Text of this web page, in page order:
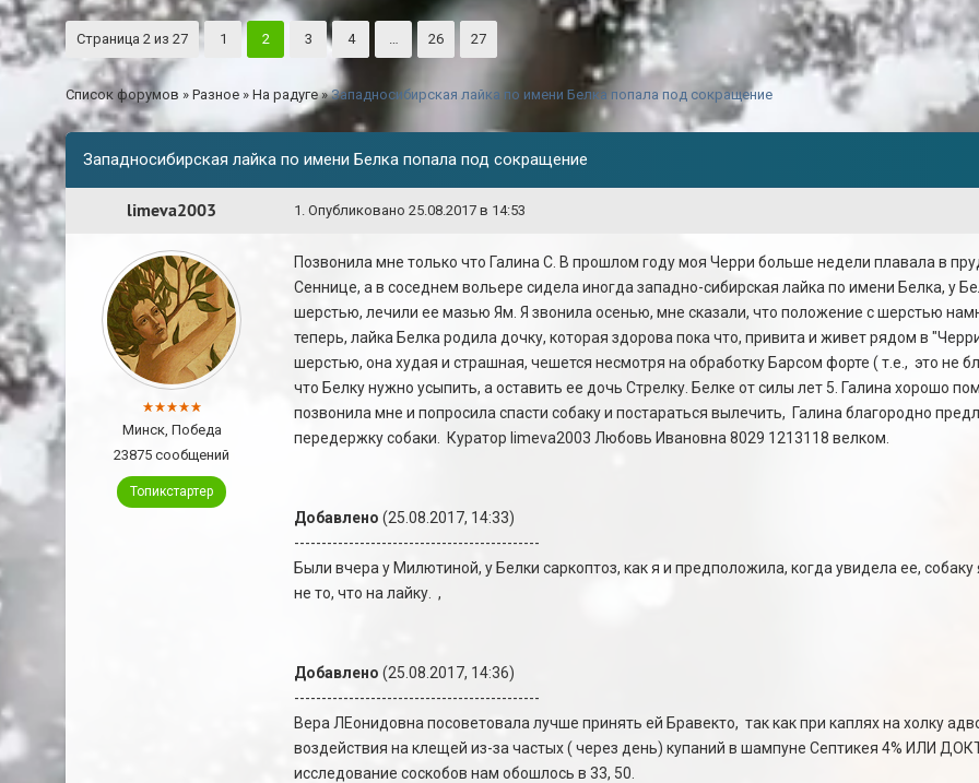
Страница 2 из 27 1 2 3 4 … 26 27
Список форумов » Разное » На радуге » Западносибирская лайка по имени Белка попала под сокращение
Западносибирская лайка по имени Белка попала под сокращение
limeva2003 1 . Опубликовано 25.08.2017 в 14:53
Минск, Победа
23875 сообщений
Топикстартер
Позвонила мне только что Галина С. В прошлом году моя Черри больше недели плавала в
Сеннице, а в соседнем вольере сидела иногда западно-сибирская лайка по имени Белка, у
шерстью, лечили ее мазью Ям. Я звонила осенью, мне сказали, что положение с шерстью
теперь, лайка Белка родила дочку, которая здорова пока что, привита и живет рядом в
шерстью, она худая и страшная, чешется несмотря на обработку Барсом форте ( т.е., это не
что Белку нужно усыпить, а оставить ее дочь Стрелку. Белке от силы лет 5. Галина хорошо
позвонила мне и попросила спасти собаку и постараться вылечить, Галина благородно
передержку собаки. Куратор limeva2003 Любовь Ивановна 8029 1213118 велком.
Добавлено (25.08.2017, 14:33)
---------------------------------------------
Были вчера у Милютиной, у Белки саркоптоз, как я и предположила, когда увидела ее,
не то, что на лайку. ,
Добавлено (25.08.2017, 14:36)
---------------------------------------------
Вера ЛЕонидовна посоветовала лучше принять ей Бравекто, так как при каплях на холку
воздействия на клещей из-за частых ( через день) купаний в шампуне Септикея 4% ИЛИ
исследование соскобов нам обошлось в 33, 50.